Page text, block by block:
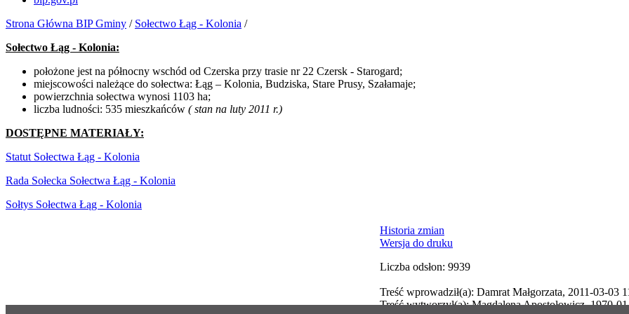
Strona Główna BIP Gminy / Sołectwo Łąg - Kolonia /
Sołectwo Łąg - Kolonia:
położone jest na północny wschód od Czerska przy trasie nr 22 Czersk - Starogard;
miejscowości należące do sołectwa: Łąg – Kolonia, Budziska, Stare Prusy, Szałamaje;
powierzchnia sołectwa wynosi 1103 ha;
liczba ludności: 535 mieszkańców ( stan na luty 2011 r.)
DOSTĘPNE MATERIAŁY:
Statut Sołectwa Łąg - Kolonia
Rada Sołecka Sołectwa Łąg - Kolonia
Sołtys Sołectwa Łąg - Kolonia
Historia zmian
Wersja do druku
Liczba odsłon: 9939
Treść wprowadził(a): Damrat Małgorzata, 2011-03-03
Treść wytworzył(a): Magdalena Apostołowicz, 1970-